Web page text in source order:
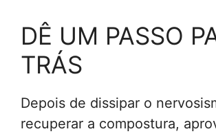
DÊ UM PASSO
TRÁS
Depois de dissipar o
recuperar a compostura,